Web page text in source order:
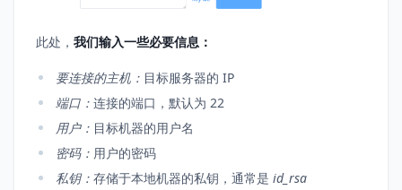
此处， 我们输入一些必要信息：
要连接的主机： 目标服务器的 IP
端口： 连接的端口，默认为 22
用户： 目标机器的用户名
密码： 用户的密码
私钥： 存储于本地机器的私钥，通常是 id_rsa